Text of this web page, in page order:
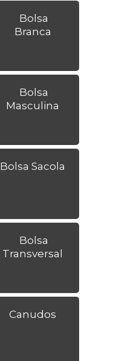
Bolsa
Branca
Bolsa
Masculina
Bolsa Sacola
Bolsa
Transversal
Canudos